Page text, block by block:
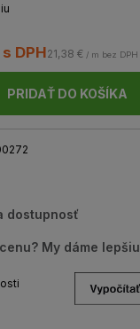
DPH21,38 € / m bez DPH
PRIDAŤ DO KOŠÍKA
dostupnosť
My dáme lepšiu